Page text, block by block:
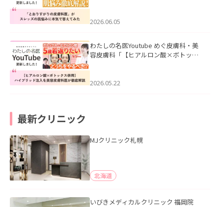
2026.06.05
わたしの名医Youtube めぐ皮膚科・美
容皮膚科「【ヒアルロン酸×ボトック
た。
2026.05.22
最新クリニック
MJクリニック札幌
北海道
いびきメディカルクリニック 福岡院